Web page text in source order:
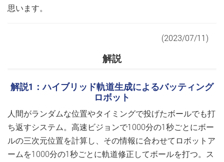
思います。
(2023/07/11)
解説
解説1：ハイブリッド軌道生成によるバッティング
ロボット
人間がランダムな位置やタイミングで投げたボールでも打
ち返すシステム。高速ビジョンで1000分の1秒ごとにボー
ルの三次元位置を計算し、その情報に合わせてロボットア
ームを1000分の1秒ごとに軌道修正してボールを打つ。ス